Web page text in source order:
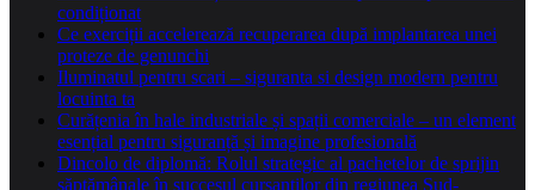
condiționat
Ce exerciții accelerează recuperarea după implantarea unei
proteze de genunchi
Iluminatul pentru scari – siguranta si design modern pentru
locuinta ta
Curățenia în hale industriale și spații comerciale – un element
esențial pentru siguranță și imagine profesională
Dincolo de diplomă: Rolul strategic al pachetelor de sprijin
săptămânale în succesul cursanților din regiunea Sud-